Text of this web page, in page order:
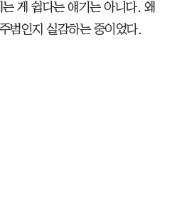
게 쉽다는 얘기는 아니다. 왜
범인지 실감하는 중이었다.